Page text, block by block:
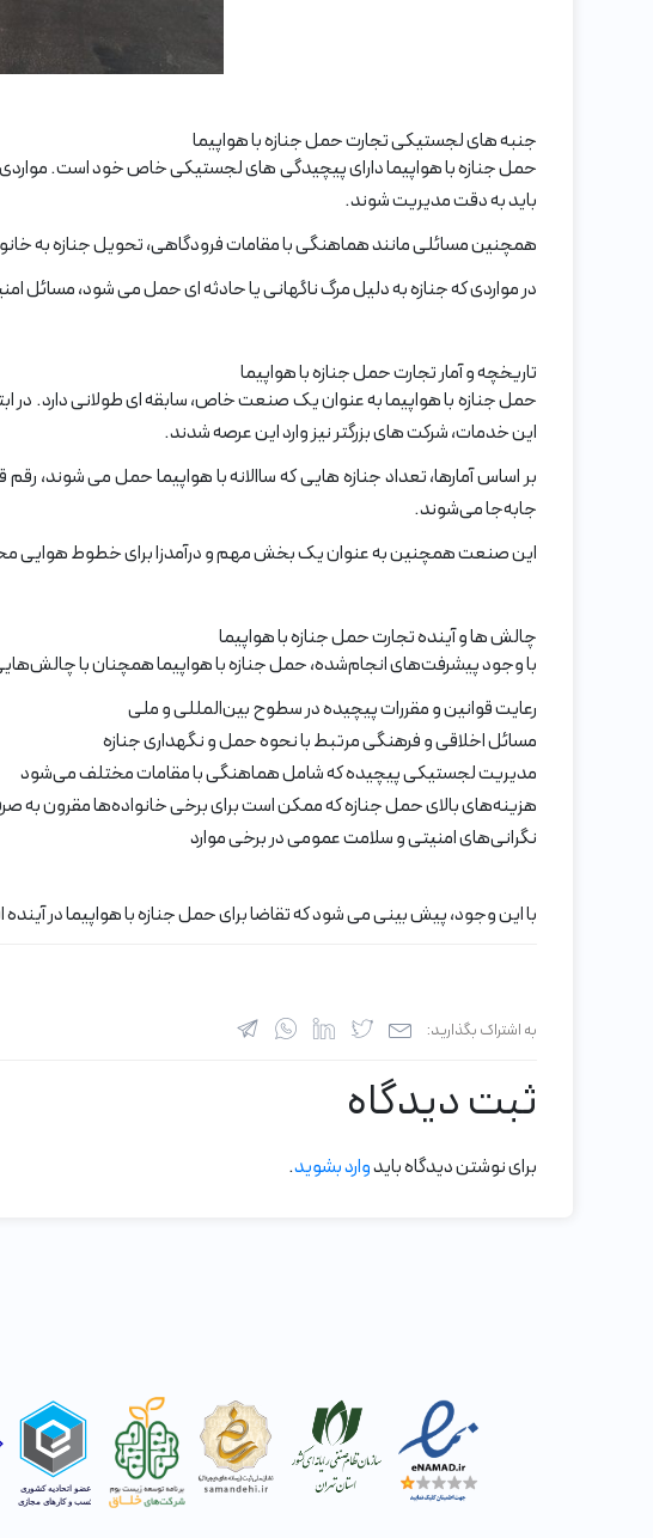
جنبه های لجستیکی تجارت حمل جنازه با هواپیما
حمل جنازه با هواپیما دارای پیچیدگی های لجستیکی خاص خود است. مواردی
باید به دقت مدیریت شوند.
همچنین مسائلی مانند هماهنگی با مقامات فرودگاهی، تحویل جنازه به
در مواردی که جنازه به دلیل مرگ ناگهانی یا حادثه ای حمل می شود، مسائل
تاریخچه و آمار تجارت حمل جنازه با هواپیما
حمل جنازه با هواپیما به عنوان یک صنعت خاص، سابقه ای طولانی دارد.
این خدمات، شرکت های بزرگتر نیز وارد این عرصه شدند.
جابه‌جا می‌شوند.
این صنعت همچنین به عنوان یک بخش مهم و درآمدزا برای خطوط هوایی
چالش ها و آینده تجارت حمل جنازه با هواپیما
با وجود پیشرفت‌های انجام‌شده، حمل جنازه با هواپیما همچنان با
رعایت قوانین و مقررات پیچیده در سطوح بین‌المللی و ملی
مسائل اخلاقی و فرهنگی مرتبط با نحوه حمل و نگهداری جنازه
مدیریت لجستیکی پیچیده که شامل هماهنگی با مقامات مختلف می‌شود
هزینه‌های بالای حمل جنازه که ممکن است برای برخی خانواده‌ها مقرون به
نگرانی‌های امنیتی و سلامت عمومی در برخی موارد
با این وجود، پیش بینی می شود که تقاضا برای حمل جنازه با هواپیما در
به اشتراک بگذارید:
ثبت دیدگاه
برای نوشتن دیدگاه بایدوارد بشوید.